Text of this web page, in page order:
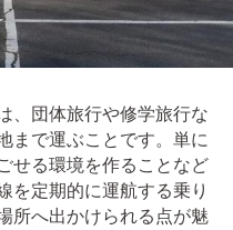
、団体旅行や修学旅行な
まで運ぶことです。単に
せる環境を作ることなど
を定期的に運航する乗り
所へ出かけられる点が魅